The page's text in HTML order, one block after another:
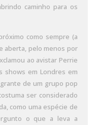
caminho para os
como sempre (a
aberta, pelo menos por
ao avistar Perrie
shows em Londres em
de um grupo pop
ser considerado
como uma espécie de
o que a leva a